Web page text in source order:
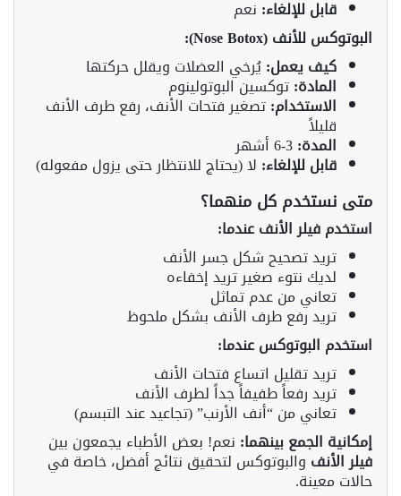
قابل للإلغاء: نعم
البوتوكس للأنف (Nose Botox):
كيف يعمل:يُرخي العضلات ويقلل حركتها
المادة:توكسين البوتولينوم
الاستخدام:تصغير فتحات الأنف، رفع طرف الأنف
قليلاً
المدة:
قابل للإلغاء: لا (يحتاج للانتظار حتى يزول مفعوله)
متى نستخدم كل منهما؟
استخدم فيلر الأنف عندما:
تريد تصحيح شكل جسر الأنف
لديك نتوء صغير تريد إخفاءه
تعاني من عدم تماثل
تريد رفع طرف الأنف بشكل ملحوظ
استخدم البوتوكس عندما:
تريد تقليل اتساع فتحات الأنف
تريد رفعاً طفيفاً جداً لطرف الأنف
تعاني من “أنف الأرنب” (تجاعيد عند التبسم)
إمكانية الجمع بينهما: نعم! بعض الأطباء يجمعون بين
فيلر الأنف والبوتوكس لتحقيق نتائج أفضل، خاصة في
حالات معينة.